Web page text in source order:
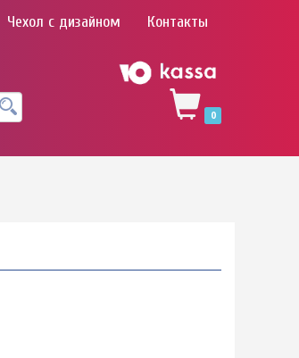
Чехол с дизайном Контакты
0